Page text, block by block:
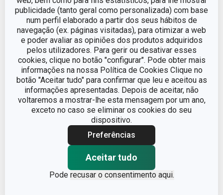
publicidade (tanto geral como personalizada) com base
num perfil elaborado a partir dos seus hábitos de
navegação (ex. páginas visitadas), para otimizar a web
e poder avaliar as opiniões dos produtos adquiridos
pelos utilizadores. Para gerir ou desativar esses
cookies, clique no botão "configurar". Pode obter mais
informações na nossa Política de Cookies Clique no
botão "Aceitar tudo" para confirmar que leu e aceitou as
informações apresentadas. Depois de aceitar, não
voltaremos a mostrar-lhe esta mensagem por um ano,
exceto no caso se eliminar os cookies do seu
dispositivo.
Preferências
Aceitar tudo
Pode recusar o consentimento aqui.
COMPRIMENTO (CM) 29
COMPRIMENTO DA LÂMINA (CM) 17
Outros parâmetros
CATEGORIA facas